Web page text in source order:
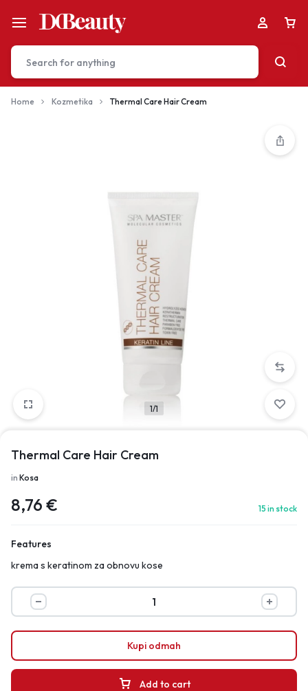
Sign in to view products added.
Shop What's New
Sign in
Home Kozmetika Thermal Care Hair Cream
1/1
Thermal Care Hair Cream
in Kosa
8,76 € 15 in stock
Features
krema s keratinom za obnovu kose
Add to cart
Kupi odmah